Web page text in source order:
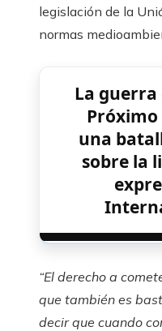
legislación de la
normas
La
Próximo
una
sobre la
“El derecho a
que también es
decir que cuando